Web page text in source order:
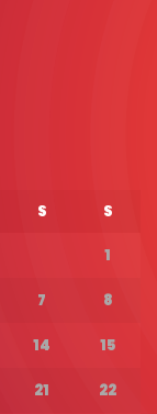
S S
1
7 8
14 15
21 22